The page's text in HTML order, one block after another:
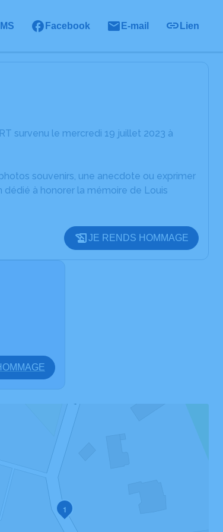
Facebook E-mail Lien
survenu le mercredi 19 juillet 2023 à
souvenirs, une anecdote ou exprimer
à honorer la mémoire de Louis
JE RENDS HOMMAGE
1